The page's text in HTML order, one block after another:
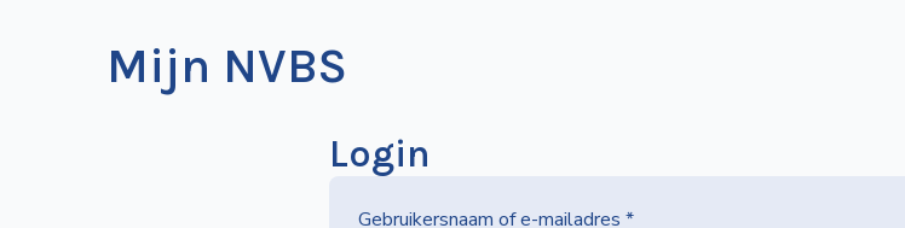
Mijn NVBS
Login
Gebruikersnaam of e-mailadres *